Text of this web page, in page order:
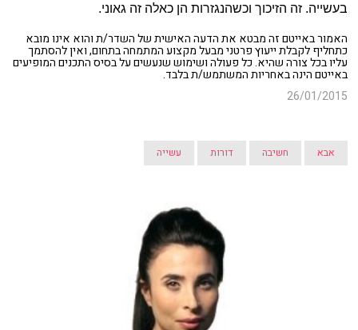
בעשייה. זה הזיכוך וכשהנגזרות הן כאלה זה גאוני.
האמור באייטם זה מבטא את הדעה האישית של השדר/ת והוא אינו מובא
כתחליף לקבלת ייעוץ פרטני מבעל מקצוע המתמחה בתחום, ואין להסתמך
עליו בכל צורה שהיא. כל פעולה ושימוש שנעשים על בסיס התכנים המופיעים
באייטם הינה באחריות המשתמש/ת בלבד.
26/01/2015
אבא חשיבה דורות עשייה